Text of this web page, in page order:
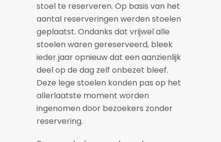
stoel te reserveren. Op basis van het
aantal reserveringen werden stoelen
geplaatst. Ondanks dat vrijwel alle
stoelen waren gereserveerd, bleek
ieder jaar opnieuw dat een aanzienlijk
deel op de dag zelf onbezet bleef.
Deze lege stoelen konden pas op het
allerlaatste moment worden
ingenomen door bezoekers zonder
reservering.